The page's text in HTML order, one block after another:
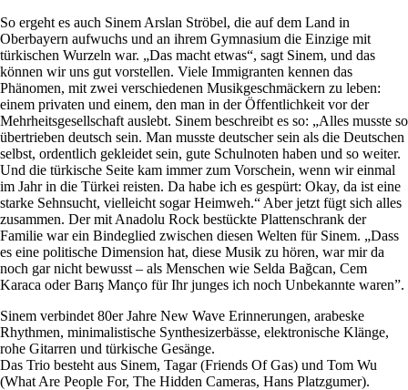
So ergeht es auch Sinem Arslan Ströbel, die auf dem Land in
Oberbayern aufwuchs und an ihrem Gymnasium die Einzige mit
türkischen Wurzeln war. „Das macht etwas“, sagt Sinem, und das
können wir uns gut vorstellen. Viele Immigranten kennen das
Phänomen, mit zwei verschiedenen Musikgeschmäckern zu leben:
einem privaten und einem, den man in der Öffentlichkeit vor der
Mehrheitsgesellschaft auslebt. Sinem beschreibt es so: „Alles musste so
übertrieben deutsch sein. Man musste deutscher sein als die Deutschen
selbst, ordentlich gekleidet sein, gute Schulnoten haben und so weiter.
Und die türkische Seite kam immer zum Vorschein, wenn wir einmal
im Jahr in die Türkei reisten. Da habe ich es gespürt: Okay, da ist eine
starke Sehnsucht, vielleicht sogar Heimweh.“ Aber jetzt fügt sich alles
zusammen. Der mit Anadolu Rock bestückte Plattenschrank der
Familie war ein Bindeglied zwischen diesen Welten für Sinem. „Dass
es eine politische Dimension hat, diese Musik zu hören, war mir da
noch gar nicht bewusst – als Menschen wie Selda Bağcan, Cem
Karaca oder Barış Manço für Ihr junges ich noch Unbekannte waren”.
Sinem verbindet 80er Jahre New Wave Erinnerungen, arabeske
Rhythmen, minimalistische Synthesizerbässe, elektronische Klänge,
rohe Gitarren und türkische Gesänge.
Das Trio besteht aus Sinem, Tagar (Friends Of Gas) und Tom Wu
(What Are People For, The Hidden Cameras, Hans Platzgumer).